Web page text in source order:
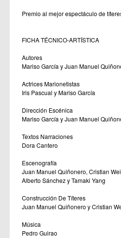
Premio al mejor espectáculo de
FICHA TÉCNICO-ARTÍSTICA
Autores
Mariso García y Juan Manuel
Actrices Marionetistas
Iris Pascual y Mariso García
Dirección Escénica
Mariso García y Juan Manuel
Textos Narraciones
Dora Cantero
Escenografía
Juan Manuel Quiñonero, Cristian
Alberto Sánchez y Tamaki Yang
Construcción De Títeres
Juan Manuel Quiñonero y Cristian
Música
Pedro Guirao